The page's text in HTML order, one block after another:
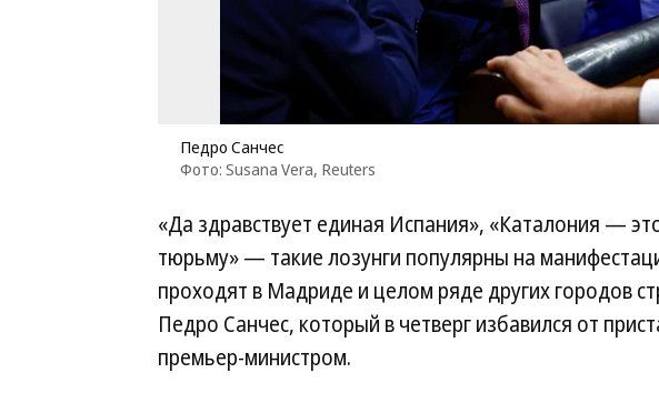
Педро Санчес
Фото: Susana Vera, Reuters
«Да здравствует единая Испания», «Каталония —
тюрьму» — такие лозунги популярны на
проходят в Мадриде и целом ряде других городов
Педро Санчес, который в четверг избавился от
премьер-министром.